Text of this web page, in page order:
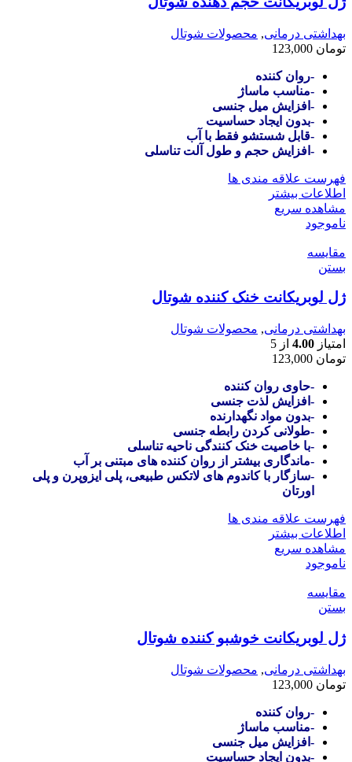
بهداشتی درمانی, محصولات شوتال
تومان
-روان کننده
-مناسب ماساژ
-افزایش میل جنسی
-بدون ایجاد حساسیت
-قابل شستشو فقط با آب
-افزایش حجم و طول آلت تناسلی
فهرست علاقه مندی ها
اطلاعات بیشتر
مشاهده سریع
ناموجود
مقایسه
بستن
ژل لوبریکانت خنک کننده شوتال
بهداشتی درمانی, محصولات شوتال
امتیاز 4.00 از 5
تومان
-حاوی روان کننده
-افزایش لذت جنسی
-بدون مواد نگهدارنده
-طولانی کردن رابطه جنسی
-با خاصیت خنک کنندگی ناحیه تناسلی
-ماندگاری بیشتر از روان کننده های مبتنی بر آب
-سازگار با کاندوم های لاتکس طبیعی، پلی ایزوپرن و پلی
اورتان
فهرست علاقه مندی ها
اطلاعات بیشتر
مشاهده سریع
ناموجود
مقایسه
بستن
ژل لوبریکانت خوشبو کننده شوتال
بهداشتی درمانی, محصولات شوتال
تومان
-روان کننده
-مناسب ماساژ
-افزایش میل جنسی
-بدون ایجاد حساسیت